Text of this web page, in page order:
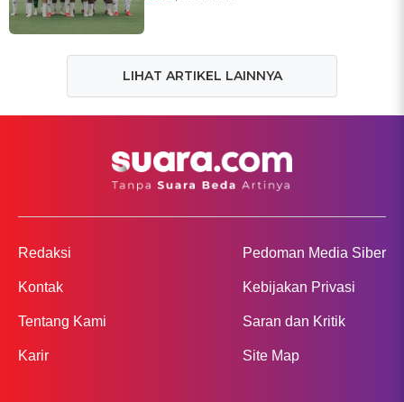
LIHAT ARTIKEL LAINNYA
Redaksi
Kontak
Tentang Kami
Karir
Pedoman Media Siber
Kebijakan Privasi
Saran dan Kritik
Site Map